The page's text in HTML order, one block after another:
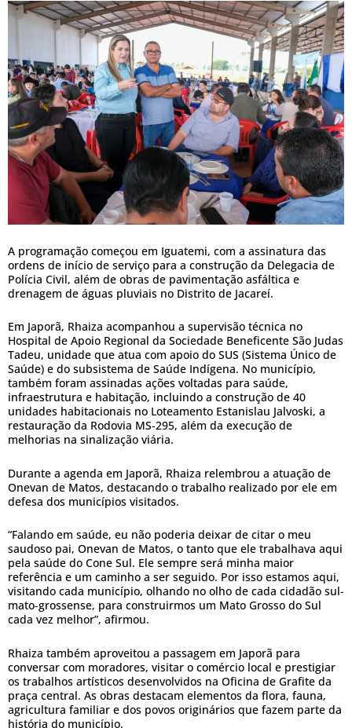
A programação começou em Iguatemi, com a assinatura das
ordens de início de serviço para a construção da Delegacia de
Polícia Civil, além de obras de pavimentação asfáltica e
drenagem de águas pluviais no Distrito de Jacareí.
Em Japorã, Rhaiza acompanhou a supervisão técnica no
Hospital de Apoio Regional da Sociedade Beneficente São Judas
Tadeu, unidade que atua com apoio do SUS (Sistema Único de
Saúde) e do subsistema de Saúde Indígena. No município,
também foram assinadas ações voltadas para saúde,
infraestrutura e habitação, incluindo a construção de 40
unidades habitacionais no Loteamento Estanislau Jalvoski, a
restauração da Rodovia MS-295, além da execução de
melhorias na sinalização viária.
Durante a agenda em Japorã, Rhaiza relembrou a atuação de
Onevan de Matos, destacando o trabalho realizado por ele em
defesa dos municípios visitados.
“Falando em saúde, eu não poderia deixar de citar o meu
saudoso pai, Onevan de Matos, o tanto que ele trabalhava aqui
pela saúde do Cone Sul. Ele sempre será minha maior
referência e um caminho a ser seguido. Por isso estamos aqui,
visitando cada município, olhando no olho de cada cidadão sul-
mato-grossense, para construirmos um Mato Grosso do Sul
cada vez melhor”, afirmou.
Rhaiza também aproveitou a passagem em Japorã para
conversar com moradores, visitar o comércio local e prestigiar
os trabalhos artísticos desenvolvidos na Oficina de Grafite da
praça central. As obras destacam elementos da flora, fauna,
agricultura familiar e dos povos originários que fazem parte da
história do município.